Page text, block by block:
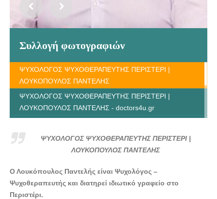
Συλλογή φωτογραφιών
ΨΥΧΟΛΟΓΟΣ ΨΥΧΟΘΕΡΑΠΕΥΤΗΣ ΠΕΡΙΣΤΕΡΙ |
ΛΟΥΚΟΠΟΥΛΟΣ ΠΑΝΤΕΛΗΣ
ΨΥΧΟΛΟΓΟΣ ΨΥΧΟΘΕΡΑΠΕΥΤΗΣ ΠΕΡΙΣΤΕΡΙ |
ΛΟΥΚΟΠΟΥΛΟΣ ΠΑΝΤΕΛΗΣ - doctors4u.gr
ΛΟΥΚΟΠΟΥΛΟΣ ΠΑΝΤΕΛΗΣ - doctors4u.gr
ΨΥΧΟΛΟΓΟΣ ΨΥΧΟΘΕΡΑΠΕΥΤΗΣ ΠΕΡΙΣΤΕΡΙ |
ΨΥΧΟΛΟΓΟΣ ΨΥΧΟΘΕΡΑΠΕΥΤΗΣ ΠΕΡΙΣΤΕΡΙ |
ΛΟΥΚΟΠΟΥΛΟΣ ΠΑΝΤΕΛΗΣ - doctors4u.gr
ΨΥΧΟΛΟΓΟΣ ΨΥΧΟΘΕΡΑΠΕΥΤΗΣ ΠΕΡΙΣΤΕΡΙ |
ΛΟΥΚΟΠΟΥΛΟΣ ΠΑΝΤΕΛΗΣ
Ο Λουκόπουλος Παντελής είναι Ψυχολόγος –
Ψυχοθεραπευτής και διατηρεί ιδιωτικό γραφείο στο
Περιστέρι.